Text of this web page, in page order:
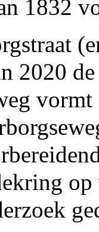
1832
2020
op